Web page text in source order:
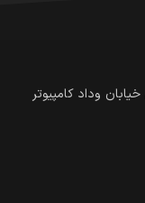
وداد کامپیوتر